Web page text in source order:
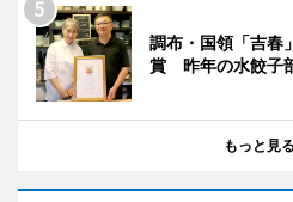
調布・国領「吉春
賞 昨年の水餃子
もっと見る